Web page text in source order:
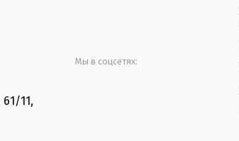
61/11,
Мы в соцсетях: